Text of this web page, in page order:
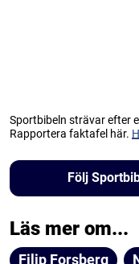
Sportbibeln strävar efter
Rapportera faktafel här.
Följ
Läs mer om...
Filip Forsberg